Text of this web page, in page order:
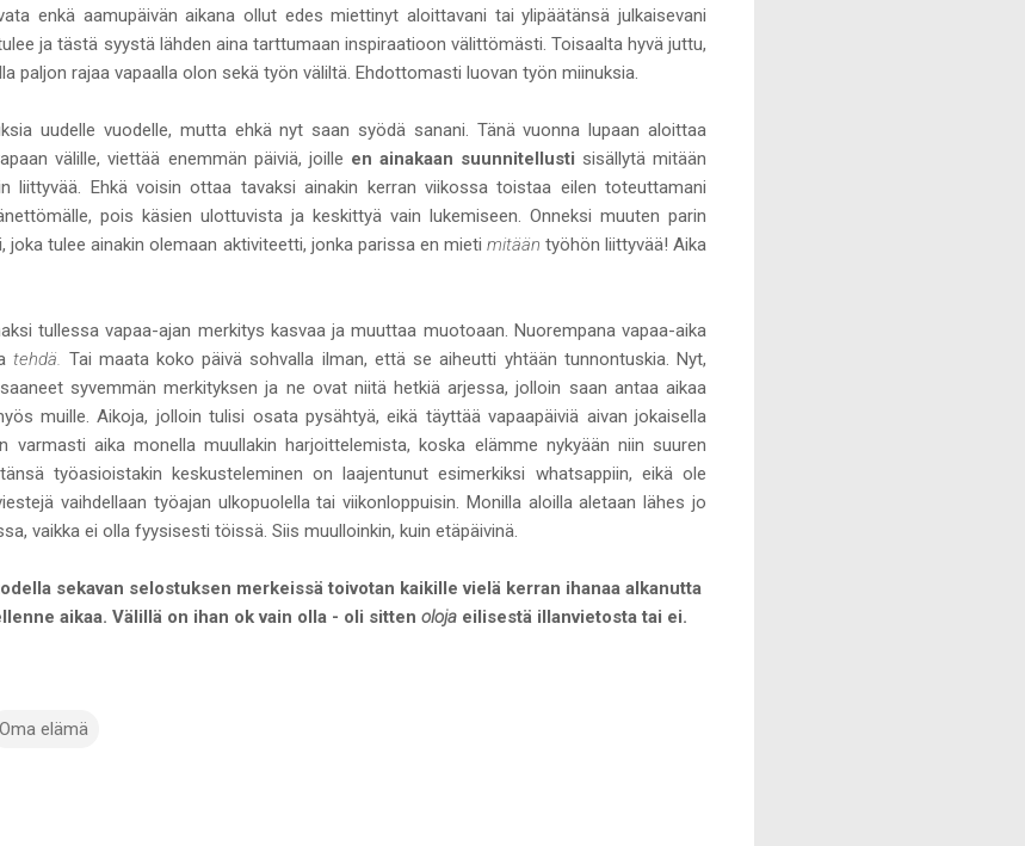
enkä aamupäivän aikana ollut edes miettinyt aloittavani tai ylipäätänsä julkaisevani
ja tästä syystä lähden aina tarttumaan inspiraatioon välittömästi. Toisaalta hyvä juttu,
paljon rajaa vapaalla olon sekä työn väliltä. Ehdottomasti luovan työn miinuksia.
uudelle vuodelle, mutta ehkä nyt saan syödä sanani. Tänä vuonna lupaan aloittaa
välille, viettää enemmän päiviä, joille en ainakaan suunnitellusti sisällytä mitään
liittyvää. Ehkä voisin ottaa tavaksi ainakin kerran viikossa toistaa eilen toteuttamani
pois käsien ulottuvista ja keskittyä vain lukemiseen. Onneksi muuten parin
joka tulee ainakin olemaan aktiviteetti, jonka parissa en mieti mitään työhön liittyvää! Aika
tullessa vapaa-ajan merkitys kasvaa ja muuttaa muotoaan. Nuorempana vapaa-aika
tehdä. Tai maata koko päivä sohvalla ilman, että se aiheutti yhtään tunnontuskia. Nyt,
syvemmän merkityksen ja ne ovat niitä hetkiä arjessa, jolloin saan antaa aikaa
muille. Aikoja, jolloin tulisi osata pysähtyä, eikä täyttää vapaapäiviä aivan jokaisella
varmasti aika monella muullakin harjoittelemista, koska elämme nykyään niin suuren
työasioistakin keskusteleminen on laajentunut esimerkiksi whatsappiin, eikä ole
vaihdellaan työajan ulkopuolella tai viikonloppuisin. Monilla aloilla aletaan lähes jo
vaikka ei olla fyysisesti töissä. Siis muulloinkin, kuin etäpäivinä.
sekavan selostuksen merkeissä toivotan kaikille vielä kerran ihanaa alkanutta
aikaa. Välillä on ihan ok vain olla - oli sitten oloja eilisestä illanvietosta tai ei.
Oma elämä